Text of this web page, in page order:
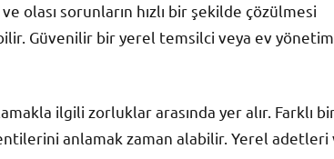
olası sorunların hızlı bir şekilde çözülmesi
Güvenilir bir yerel temsilci veya ev yönetim
ilgili zorluklar arasında yer alır. Farklı
anlamak zaman alabilir. Yerel adetleri